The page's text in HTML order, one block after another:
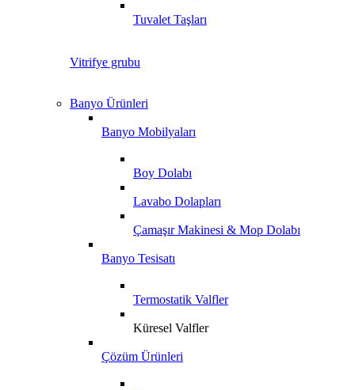
Tuvalet Taşları
Vitrifye grubu
Banyo Ürünleri
Banyo Mobilyaları
Boy Dolabı
Lavabo Dolapları
Çamaşır Makinesi & Mop Dolabı
Banyo Tesisatı
Termostatik Valfler
Küresel Valfler
Çözüm Ürünleri